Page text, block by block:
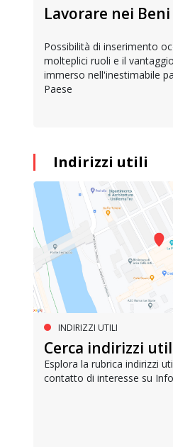
Lavorare nei
Possibilità di inserimento
molteplici ruoli e il
immerso nell'inestimabile
Paese
Indirizzi utili
INDIRIZZI UTILI
Cerca indirizzi
Esplora la rubrica indirizzi
contatto di interesse su